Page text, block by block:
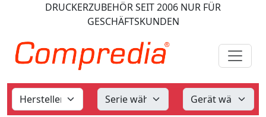
DRUCKERZUBEHÖRSEIT 2006 NUR FÜR
GESCHÄFTSKUNDEN